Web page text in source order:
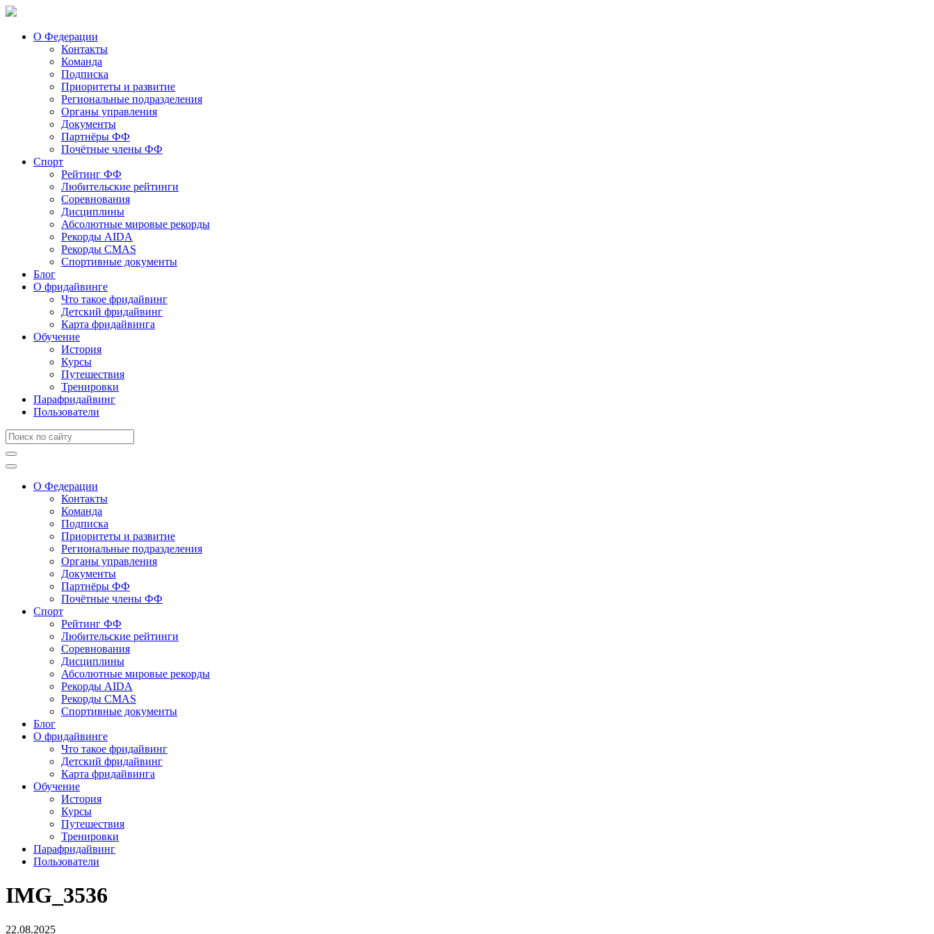
О Федерации
Контакты
Команда
Подписка
Приоритеты и развитие
Региональные подразделения
Органы управления
Документы
Партнёры ФФ
Почётные члены ФФ
Спорт
Рейтинг ФФ
Любительские рейтинги
Соревнования
Дисциплины
Абсолютные мировые рекорды
Рекорды AIDA
Рекорды CMAS
Спортивные документы
Блог
О фридайвинге
Что такое фридайвинг
Детский фридайвинг
Карта фридайвинга
Обучение
История
Курсы
Путешествия
Тренировки
Парафридайвинг
Пользователи
О Федерации
Контакты
Команда
Подписка
Приоритеты и развитие
Региональные подразделения
Органы управления
Документы
Партнёры ФФ
Почётные члены ФФ
Спорт
Рейтинг ФФ
Любительские рейтинги
Соревнования
Дисциплины
Абсолютные мировые рекорды
Рекорды AIDA
Рекорды CMAS
Спортивные документы
Блог
О фридайвинге
Что такое фридайвинг
Детский фридайвинг
Карта фридайвинга
Обучение
История
Курсы
Путешествия
Тренировки
Парафридайвинг
Пользователи
IMG_3536
22.08.2025